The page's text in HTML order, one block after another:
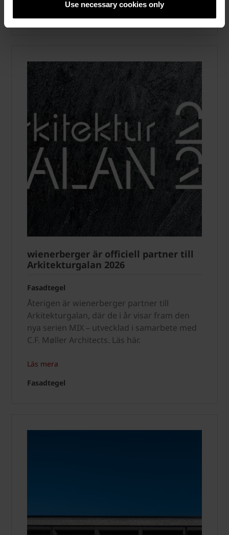
Use necessary cookies only
Fasadtegel, Marktegel, Taktegel, Skärmtegel,
wienerberger är officiell partner till
Arkitekturgalan 2026
Fasadtegel
Återigen är wienerberger partner till
Arkitekturgalan, där de i år visar fram den
nya serien MIX – utvecklad i samarbete med
C.F. Møller Architects. Läs här.
Läs mera
Fasadtegel